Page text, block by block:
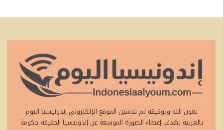
بعون الله وتوفيقه تم تدشين الموقع الإلكتروني إندونيسيا اليوم
بالعربية بهدف إعطاء الصورة الموسعة عن إندونيسيا الحقيقة حكومة